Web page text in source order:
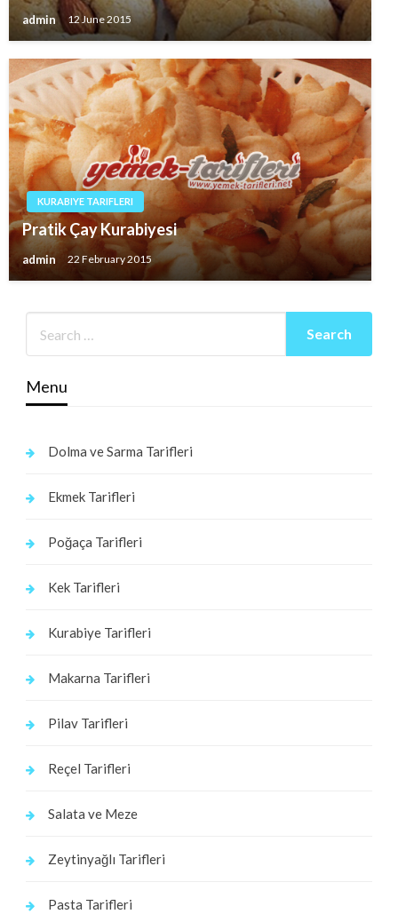
admin 12 June 2015
KURABIYE TARIFLERI
Pratik Çay Kurabiyesi
admin 22 February 2015
Menu
Dolma ve Sarma Tarifleri
Ekmek Tarifleri
Poğaça Tarifleri
Kek Tarifleri
Kurabiye Tarifleri
Makarna Tarifleri
Pilav Tarifleri
Reçel Tarifleri
Salata ve Meze
Zeytinyağlı Tarifleri
Pasta Tarifleri